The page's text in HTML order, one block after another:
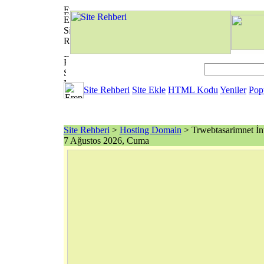
Site Rehberi Site Ekle HTML Kodu Yeniler
Site Rehberi > Hosting Domain > Trwebtasarimnet
7 Ağustos 2026, Cuma